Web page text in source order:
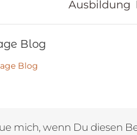
Ausbildung
Blog
mich, wenn Du diesen